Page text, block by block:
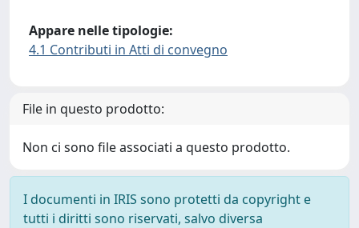
Appare nelle tipologie:
4.1 Contributi in Atti di convegno
File in questo prodotto:
Non ci sono file associati a questo prodotto.
I documenti in IRIS sono protetti da copyright e
tutti i diritti sono riservati, salvo diversa